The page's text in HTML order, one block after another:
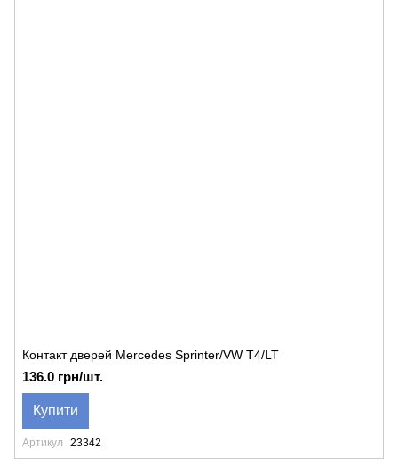
Контакт дверей Mercedes Sprinter/VW T4/LT
136.0 грн/шт.
Купити
Артикул 23342